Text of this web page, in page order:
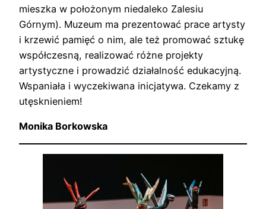
mieszka w położonym niedaleko Zalesiu
Górnym). Muzeum ma prezentować prace artysty
i krzewić pamięć o nim, ale też promować sztukę
współczesną, realizować różne projekty
artystyczne i prowadzić działalność edukacyjną.
Wspaniała i wyczekiwana inicjatywa. Czekamy z
utęsknieniem!
Monika Borkowska